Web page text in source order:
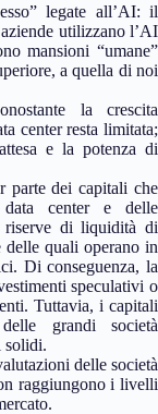
legate all’AI: il
utilizzano l’AI
mansioni “umane”
a quella di noi
la crescita
center resta limitata;
e la potenza di
parte dei capitali che
data center e delle
riserve di liquidità di
delle quali operano in
Di conseguenza, la
speculativi o
Tuttavia, i capitali
grandi società
solidi.
delle società
raggiungono i livelli